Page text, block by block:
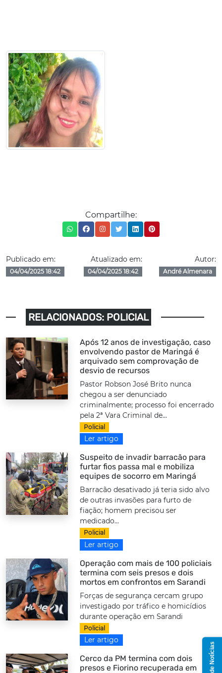
Compartilhe:
Publicado em:
04/04/2025 18:42
Atualizado em:
04/04/2025 18:42
Autor:
André Almenara
RELACIONADOS: POLICIAL
Após 12 anos de investigação, caso
envolvendo pastor de Maringá é
arquivado sem comprovação de
desvio de recursos
Pastor Robson José Brito nunca
chegou a ser denunciado
criminalmente; processo foi encerrado
pela 2ª Vara Criminal de...
Policial
Ler artigo
Suspeito de invadir barracão para
furtar fios passa mal e mobiliza
equipes de socorro em Maringá
Barracão desativado já teria sido alvo
de outras invasões para furto de
fiação; homem precisou ser
medicado...
Policial
Ler artigo
Operação com mais de 100 policiais
termina com seis presos e dois
mortos em confrontos em Sarandi
Forças de segurança cercam grupo
investigado por tráfico e homicídios
durante operação em Sarandi
Policial
Ler artigo
Cerco da PM termina com dois
presos e Fiorino recuperada em